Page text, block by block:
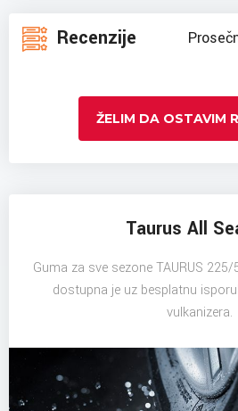
Recenzije
ŽELIM DA OSTAVIM
Taurus All
Guma za sve sezone TAURUS
dostupna je uz besplatnu
vulkanizera.